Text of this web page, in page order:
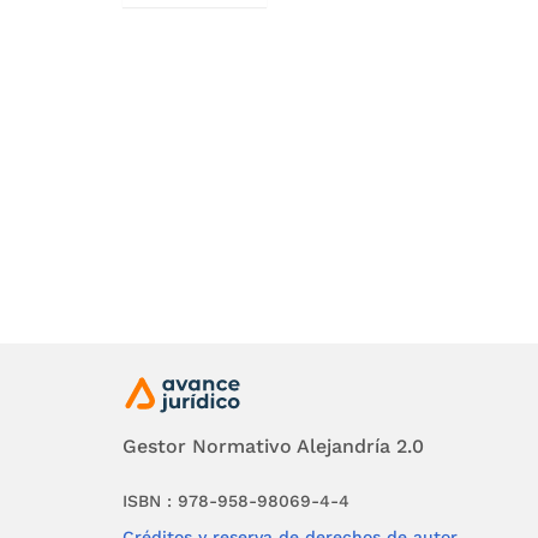
hasta
Gestor Normativo Alejandría 2.0
ISBN : 978-958-98069-4-4